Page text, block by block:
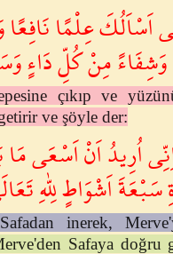
اَسْاَلُكَ عِلْمًا نَافِعًا
وَشِفَاءً مِنْ كُلِّ دَاءٍ
çıkıp ve
ve şöyle der:
اُرِيدُ اَنْ اَسْعَى
سَبْعَةَ اَشْوَاطٍ لِلّٰهِ
inerek,
Safaya doğru